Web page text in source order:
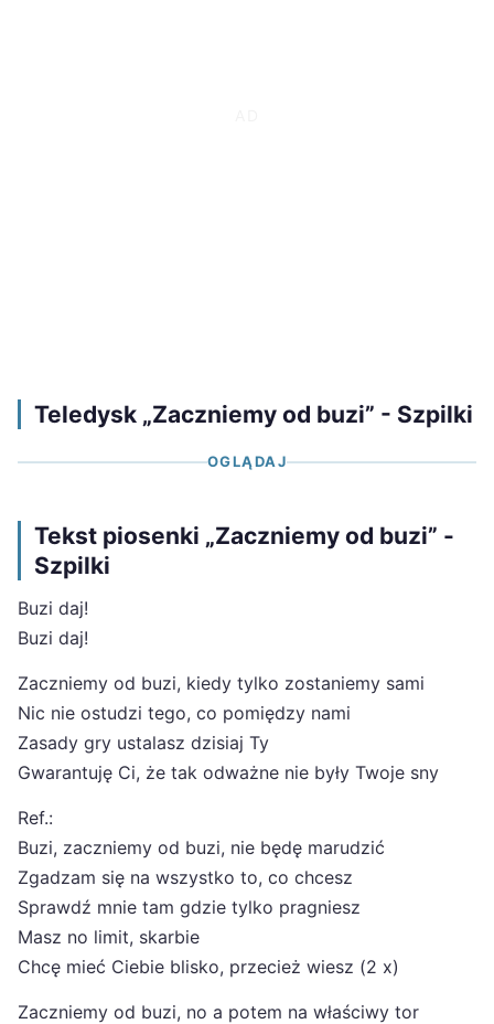
Teledysk „Zaczniemy od buzi” - Szpilki
OGLĄDAJ
Tekst piosenki „Zaczniemy od buzi” -
Szpilki
Buzi daj!
Buzi daj!
Zaczniemy od buzi, kiedy tylko zostaniemy sami
Nic nie ostudzi tego, co pomiędzy nami
Zasady gry ustalasz dzisiaj Ty
Gwarantuję Ci, że tak odważne nie były Twoje sny
Ref.:
Buzi, zaczniemy od buzi, nie będę marudzić
Zgadzam się na wszystko to, co chcesz
Sprawdź mnie tam gdzie tylko pragniesz
Masz no limit, skarbie
Chcę mieć Ciebie blisko, przecież wiesz (2 x)
Zaczniemy od buzi, no a potem na właściwy tor